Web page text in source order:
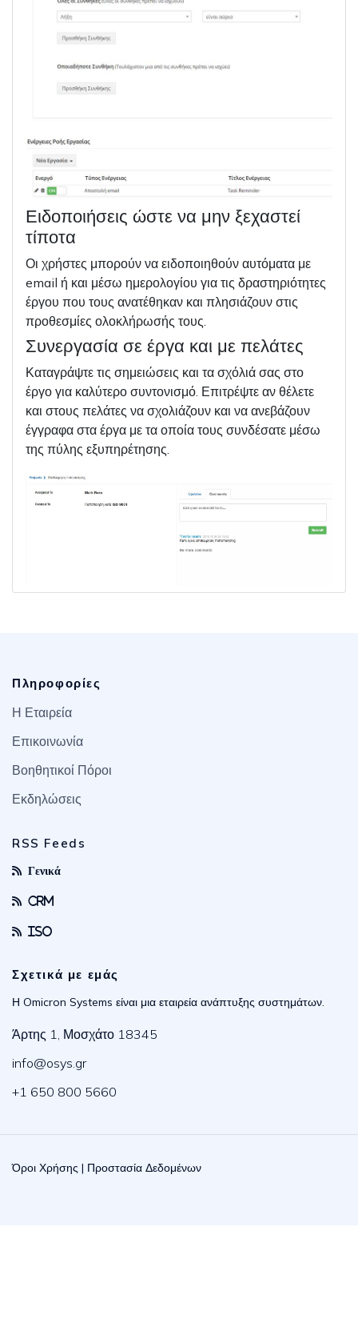
Ειδοποιήσεις ώστε να μην ξεχαστεί
τίποτα
Οι χρήστες μπορούν να ειδοποιηθούν αυτόματα με
email ή και μέσω ημερολογίου για τις δραστηριότητες
έργου που τους ανατέθηκαν και πλησιάζουν στις
προθεσμίες ολοκλήρωσής τους.
Συνεργασία σε έργα και με πελάτες
Καταγράψτε τις σημειώσεις και τα σχόλιά σας στο
έργο για καλύτερο συντονισμό. Επιτρέψτε αν θέλετε
και στους πελάτες να σχολιάζουν και να ανεβάζουν
έγγραφα στα έργα με τα οποία τους συνδέσατε μέσω
της πύλης εξυπηρέτησης.
Πληροφορίες
Η Εταιρεία
Επικοινωνία
Βοηθητικοί Πόροι
Εκδηλώσεις
RSS Feeds
Γενικά
CRM
ISO
Σχετικά με εμάς
Η Omicron Systems είναι μια εταιρεία ανάπτυξης συστημάτων.
Άρτης 1, Μοσχάτο 18345
info@osys.gr
+1 650 800 5660
Όροι Χρήσης | Προστασία Δεδομένων